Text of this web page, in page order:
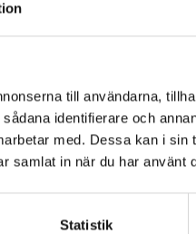
till användarna,
identifierare och
med. Dessa kan i sin
samlat in när du har använt
Statistik